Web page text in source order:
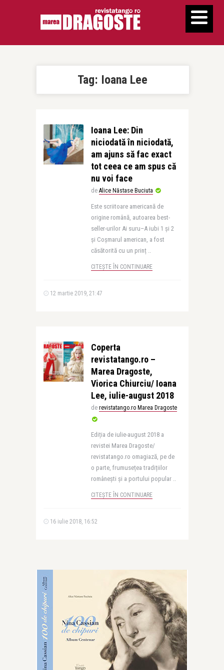
Tag: Ioana Lee
Ioana Lee: Din
niciodată în niciodată,
am ajuns să fac exact
tot ceea ce am spus că
nu voi face
de Alice Năstase Buciuta
Este scriitoare americană de
origine română, autoarea best-
seller-urilor Ai suru–A iubi 1 și 2
și Coșmarul american, a fost
căsătorită cu un prinț ..
CITEȘTE ÎN CONTINUARE
12 martie 2019, 21:47
Coperta
revistatango.ro –
Marea Dragoste,
Viorica Chiurciu/ Ioana
Lee, iulie-august 2018
de revistatango.ro Marea Dragoste
Ediția de iulie-august 2018 a
revistei Marea Dragoste/
revistatango.ro omagiază, pe de
o parte, frumusețea tradițiilor
românești și a portului popular ..
CITEȘTE ÎN CONTINUARE
16 iulie 2018, 16:52